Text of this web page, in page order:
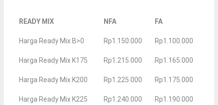
READY MIX NFA FA
Harga Ready Mix B>0 Rp1.150.000 Rp1.100.000
Harga Ready Mix K175 Rp1.215.000 Rp1.165.000
Harga Ready Mix K200 Rp1.225.000 Rp1.175.000
Harga Ready Mix K225 Rp1.240.000 Rp1.190.000